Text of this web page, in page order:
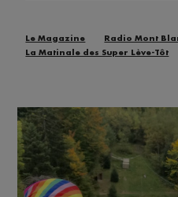
Le Magazine Radio Mont
La Matinale des Super Lève-Tôt